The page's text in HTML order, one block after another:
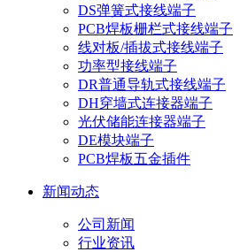
DS弹簧式接线端子
PCB焊板栅栏式接线端子
线对板/插拔式接线端子
功率型接线端子
DR普通导轨式接线端子
DH穿墙式连接器端子
光伏储能连接器端子
DE模块端子
PCB焊板五金插件
新闻动态
公司新闻
行业资讯